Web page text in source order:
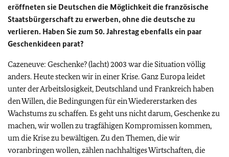
eröffneten sie Deutschen die Möglichkeit die französische
Staatsbürgerschaft zu erwerben, ohne die deutsche zu
verlieren. Haben Sie zum 50. Jahrestag ebenfalls ein paar
Geschenkideen parat?
Cazeneuve: Geschenke? (lacht) 2003 war die Situation völlig
anders. Heute stecken wir in einer Krise. Ganz Europa leidet
unter der Arbeitslosigkeit, Deutschland und Frankreich haben
den Willen, die Bedingungen für ein Wiedererstarken des
Wachstums zu schaffen. Es geht uns nicht darum, Geschenke zu
machen, wir wollen zu tragfähigen Kompromissen kommen,
um die Krise zu bewältigen. Zu den Themen, die wir
voranbringen wollen, zählen nachhaltiges Wirtschaften, die